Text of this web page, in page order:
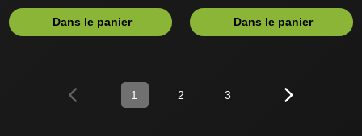
Dans le panier Dans le panier
1 2 3